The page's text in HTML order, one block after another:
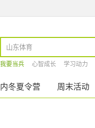
我要当兵 心智成长 学习动力
冬夏令营 周末活动